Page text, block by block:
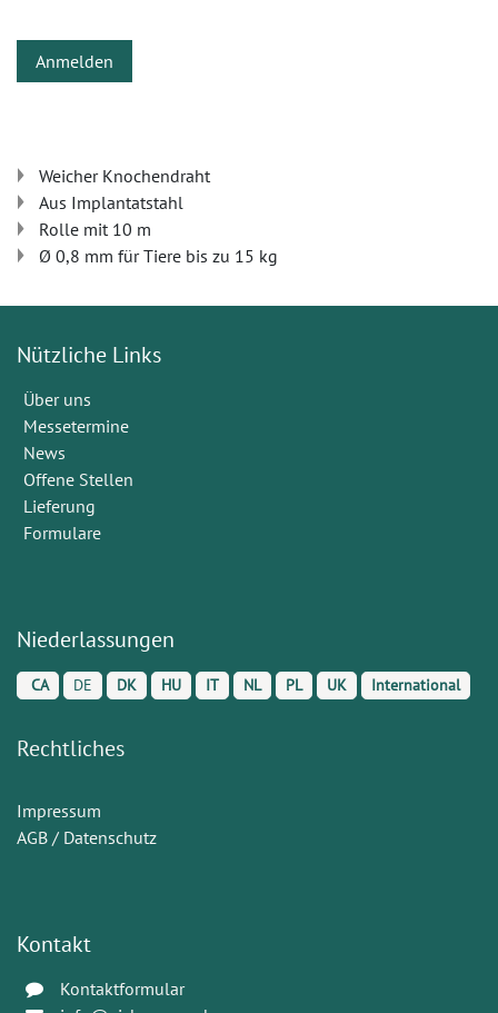
Anmelden
Weicher Knochendraht
Aus Implantatstahl
Rolle mit 10 m
Ø 0,8 mm für Tiere bis zu 15 kg
Nützliche Links
Über uns
Messetermine
News
Offene Stellen
Lieferung
Formulare
Niederlassungen
CA DE DK HU IT NL PL UK International
Rechtliches
Impressum
AGB / Datenschutz
Kontakt
Kontaktformular